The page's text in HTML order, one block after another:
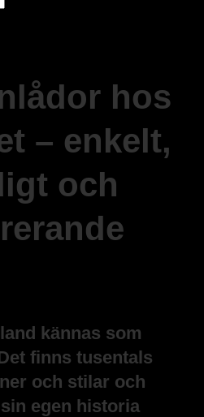
hos
– enkelt,
och
kännas som
finns tusentals
och stilar och
egen historia